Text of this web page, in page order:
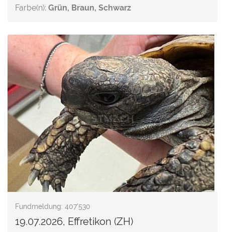
Farbe(n): Grün, Braun, Schwarz
Fundmeldung: 407'530
19.07.2026, Effretikon (ZH)